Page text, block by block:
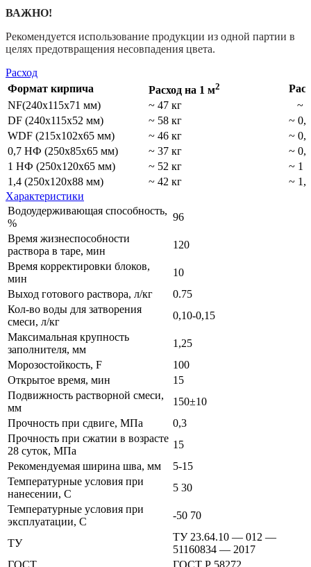
ВАЖНО!
Рекомендуется использование продукции из одной партии в
целях предотвращения несовпадения цвета.
Расход
Формат кирпича
Расход на 1 м2
NF(240х115х71 мм)
~ 47 кг
~
DF (240х115х52 мм)
~ 58 кг
~
WDF (215х102х65 мм)
~ 46 кг
~
0,7 НФ (250х85х65 мм)
~ 37 кг
~
1 НФ (250х120х65 мм)
~ 52 кг
~ 1
1,4 (250х120х88 мм)
~ 42 кг
~
Характеристики
Водоудерживающая способность,
%
96
Время жизнеспособности
раствора в таре, мин
120
Время корректировки блоков,
мин
10
Выход готового раствора, л/кг
0.75
Кол-во воды для затворения
смеси, л/кг
0,10-0,15
Максимальная крупность
заполнителя, мм
1,25
Морозостойкость, F
100
Открытое время, мин
15
Подвижность растворной смеси,
мм
150±10
Прочность при сдвиге, МПа
0,3
Прочность при сжатии в возрасте
28 суток, МПа
15
Рекомендуемая ширина шва, мм
5-15
Температурные условия при
нанесении, С
5 30
Температурные условия при
эксплуатации, С
-50 70
ТУ
ТУ 23.64.10 — 012 —
51160834 — 2017
ГОСТ
ГОСТ Р 58272